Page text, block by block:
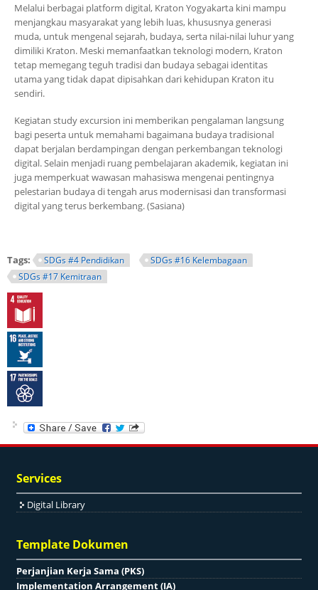
Melalui berbagai platform digital, Kraton Yogyakarta kini mampu
menjangkau masyarakat yang lebih luas, khususnya generasi
muda, untuk mengenal sejarah, budaya, serta nilai-nilai luhur yang
dimiliki Kraton. Meski memanfaatkan teknologi modern, Kraton
tetap memegang teguh tradisi dan budaya sebagai identitas
utama yang tidak dapat dipisahkan dari kehidupan Kraton itu
sendiri.
Kegiatan study excursion ini memberikan pengalaman langsung
bagi peserta untuk memahami bagaimana budaya tradisional
dapat berjalan berdampingan dengan perkembangan teknologi
digital. Selain menjadi ruang pembelajaran akademik, kegiatan ini
juga memperkuat wawasan mahasiswa mengenai pentingnya
pelestarian budaya di tengah arus modernisasi dan transformasi
digital yang terus berkembang. (Sasiana)
Tags: SDGs #4 Pendidikan
SDGs #16 Kelembagaan
SDGs #17 Kemitraan
Services
Digital Library
Template Dokumen
Perjanjian Kerja Sama (PKS)
Implementation Arrangement (IA)